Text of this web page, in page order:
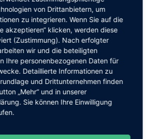
von Drittanbietern, um
zu integrieren. Wenn Sie auf die
akzeptieren“ klicken, werden diese
(Zustimmung). Nach erfolgter
wir und die beteiligten
Ihre personenbezogenen Daten für
Detaillierte Informationen zu
und Drittunternehmen finden
„Mehr“ und in unserer
Sie können Ihre Einwilligung